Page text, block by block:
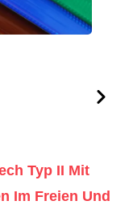
Typ II Mit
Im Freien Und